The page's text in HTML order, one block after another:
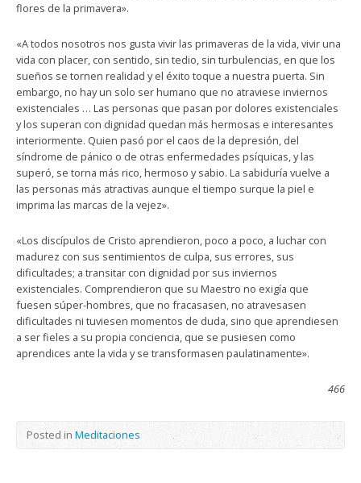
flores de la primavera».
«A todos nosotros nos gusta vivir las primaveras de la vida, vivir una
vida con placer, con sentido, sin tedio, sin turbulencias, en que los
sueños se tornen realidad y el éxito toque a nuestra puerta. Sin
embargo, no hay un solo ser humano que no atraviese inviernos
existenciales … Las personas que pasan por dolores existenciales
y los superan con dignidad quedan más hermosas e interesantes
interiormente. Quien pasó por el caos de la depresión, del
síndrome de pánico o de otras enfermedades psíquicas, y las
superó, se torna más rico, hermoso y sabio. La sabiduría vuelve a
las personas más atractivas aunque el tiempo surque la piel e
imprima las marcas de la vejez».
«Los discípulos de Cristo aprendieron, poco a poco, a luchar con
madurez con sus sentimientos de culpa, sus errores, sus
dificultades; a transitar con dignidad por sus inviernos
existenciales. Comprendieron que su Maestro no exigía que
fuesen súper-hombres, que no fracasasen, no atravesasen
dificultades ni tuviesen momentos de duda, sino que aprendiesen
a ser fieles a su propia conciencia, que se pusiesen como
aprendices ante la vida y se transformasen paulatinamente».
466
Posted in Meditaciones